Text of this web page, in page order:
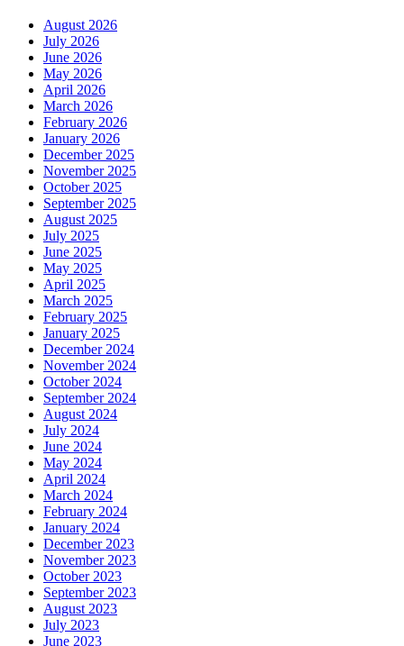
August 2026
July 2026
June 2026
May 2026
April 2026
March 2026
February 2026
January 2026
December 2025
November 2025
October 2025
September 2025
August 2025
July 2025
June 2025
May 2025
April 2025
March 2025
February 2025
January 2025
December 2024
November 2024
October 2024
September 2024
August 2024
July 2024
June 2024
May 2024
April 2024
March 2024
February 2024
January 2024
December 2023
November 2023
October 2023
September 2023
August 2023
July 2023
June 2023